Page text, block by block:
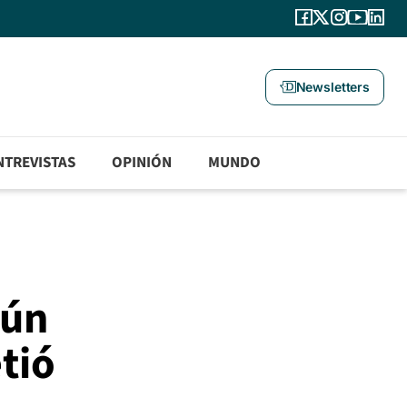
Newsletters
OPINIÓN MUNDO